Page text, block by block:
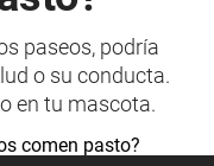
paseos, podría
o su conducta.
en tu mascota.